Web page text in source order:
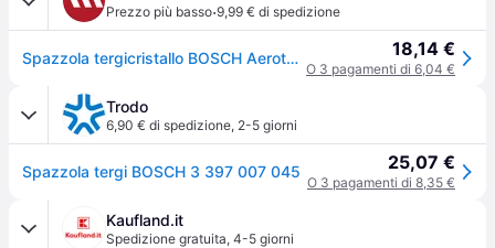
Prezzo più basso·9,99 € di spedizione
Spazzola tergicristallo BOSCH Aerotwin Retrofit AR550S, 550/530mm, Anteriore, 2 Pezzo 18,14 €
O 3 pagamenti di 6,04 €
Trodo
6,90 € di spedizione, 2-5 giorni
Spazzola tergi BOSCH 3 397 007 045 25,07 €
O 3 pagamenti di 8,35 €
Kaufland.it
Spedizione gratuita, 4-5 giorni